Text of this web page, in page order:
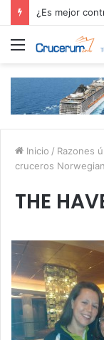
Menú
Inicio / Razones
cruceros Norwegian
THE